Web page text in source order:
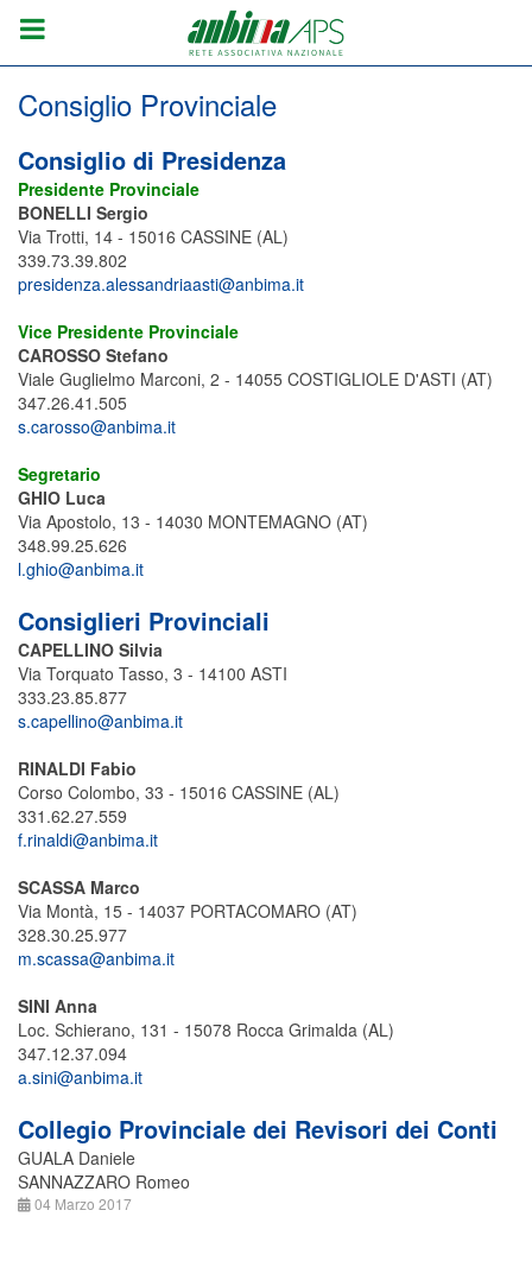
Consiglio Provinciale
Consiglio di Presidenza
Presidente Provinciale
BONELLI Sergio
Via Trotti, 14 - 15016 CASSINE (AL)
339.73.39.802
presidenza.alessandriaasti@anbima.it
Vice Presidente Provinciale
CAROSSO Stefano
Viale Guglielmo Marconi, 2 - 14055 COSTIGLIOLE D'ASTI (AT)
347.26.41.505
s.carosso@anbima.it
Segretario
GHIO Luca
Via Apostolo, 13 - 14030 MONTEMAGNO (AT)
348.99.25.626
l.ghio@anbima.it
Consiglieri Provinciali
CAPELLINO Silvia
Via Torquato Tasso, 3 - 14100 ASTI
333.23.85.877
s.capellino@anbima.it
RINALDI Fabio
Corso Colombo, 33 - 15016 CASSINE (AL)
331.62.27.559
f.rinaldi@anbima.it
SCASSA Marco
Via Montà, 15 - 14037 PORTACOMARO (AT)
328.30.25.977
m.scassa@anbima.it
SINI Anna
Loc. Schierano, 131 - 15078 Rocca Grimalda (AL)
347.12.37.094
a.sini@anbima.it
Collegio Provinciale dei Revisori dei Conti
GUALA Daniele
SANNAZZARO Romeo
04 Marzo 2017